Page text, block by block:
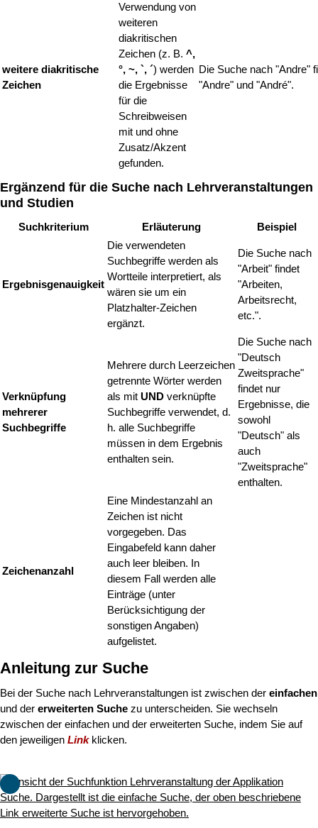
weitere diakritische
Zeichen
Verwendung von
weiteren
diakritischen
Zeichen (z. B. ^,
°, ~, `, ´) werden
die Ergebnisse
für die
Schreibweisen
mit und ohne
Zusatz/Akzent
gefunden.
Die Suche nach "Andre"
"Andre" und "André".
Ergänzend für die Suche nach Lehrveranstaltungen
und Studien
Suchkriterium Erläuterung Beispiel
Ergebnisgenauigkeit
Die verwendeten
Suchbegriffe werden als
Wortteile interpretiert, als
wären sie um ein
Platzhalter-Zeichen
ergänzt.
Die Suche nach
"Arbeit" findet
"Arbeiten,
Arbeitsrecht,
etc.".
Verknüpfung
mehrerer
Suchbegriffe
Mehrere durch Leerzeichen
getrennte Wörter werden
als mit UND verknüpfte
Suchbegriffe verwendet, d.
h. alle Suchbegriffe
müssen in dem Ergebnis
enthalten sein.
Die Suche nach
"Deutsch
Zweitsprache"
findet nur
Ergebnisse, die
sowohl
"Deutsch" als
auch
"Zweitsprache"
enthalten.
Zeichenanzahl
Eine Mindestanzahl an
Zeichen ist nicht
vorgegeben. Das
Eingabefeld kann daher
auch leer bleiben. In
diesem Fall werden alle
Einträge (unter
Berücksichtigung der
sonstigen Angaben)
aufgelistet.
Anleitung zur Suche
Bei der Suche nach Lehrveranstaltungen ist zwischen der einfachen
und der erweiterten Suche zu unterscheiden. Sie wechseln
zwischen der einfachen und der erweiterten Suche, indem Sie auf
den jeweiligen Link klicken.